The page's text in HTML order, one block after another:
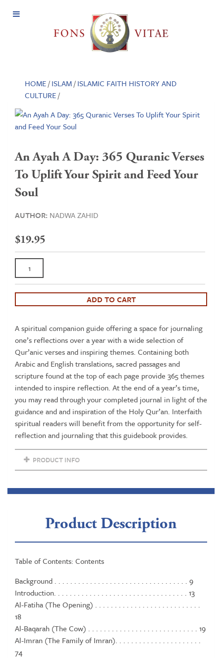
Open
HOME/ISLAM/ISLAMIC FAITH HISTORY AND
CULTURE/
An Ayah A Day: 365 Quranic Verses
To Uplift Your Spirit and Feed Your
Soul
AUTHOR: NADWA ZAHID
$19.95
Ayah
A
Verses
Uplift
Spirit
Feed
Your
Soul
ADD TO CART
A spiritual companion guide offering a space for journaling
one’s reflections over a year with a wide selection of
Qur’anic verses and inspiring themes. Containing both
Arabic and English translations, sacred passages and
scripture found at the top of each page provide 365 themes
intended to inspire reflection. At the end of a year’s time,
you may read through your completed journal in light of the
guidance and and inspiration of the Holy Qur’an. Interfaith
spiritual readers will benefit from the opportunity for self-
reflection and journaling that this guidebook provides.
PRODUCT INFO
Product Description
Table of Contents: Contents
Background . . . . . . . . . . . . . . . . . . . . . . . . . . . . . . . . . . 9
Introduction. . . . . . . . . . . . . . . . . . . . . . . . . . . . . . . . . . 13
Al-Fatiha (The Opening) . . . . . . . . . . . . . . . . . . . . . . . . . . .
18
Al-Baqarah (The Cow) . . . . . . . . . . . . . . . . . . . . . . . . . . . . 19
Al-Imran (The Family of Imran). . . . . . . . . . . . . . . . . . . . . .
74